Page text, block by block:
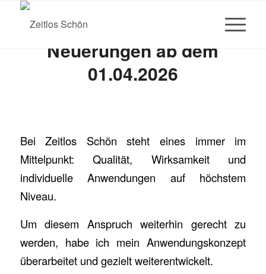
Neuerungen ab dem
01.04.2026
Bei Zeitlos Schön steht eines immer im
Mittelpunkt: Qualität, Wirksamkeit und
individuelle Anwendungen auf höchstem
Niveau.
Um diesem Anspruch weiterhin gerecht zu
werden, habe ich mein Anwendungskonzept
überarbeitet und gezielt weiterentwickelt.